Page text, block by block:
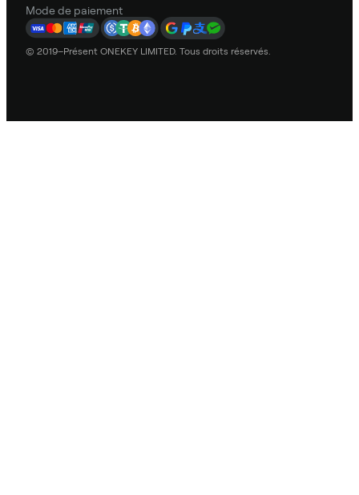
Mode de paiement
© 2019–Présent ONEKEY LIMITED. Tous droits réservés.